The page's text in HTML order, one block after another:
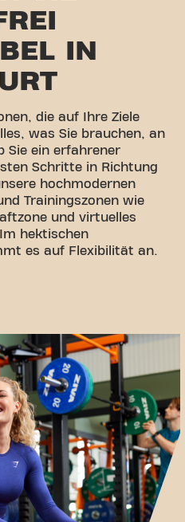
IN
die auf Ihre Ziele
was Sie brauchen, an
Sie ein erfahrener
Schritte in Richtung
hochmodernen
Trainingszonen wie
und virtuelles
hektischen
es auf Flexibilität an.